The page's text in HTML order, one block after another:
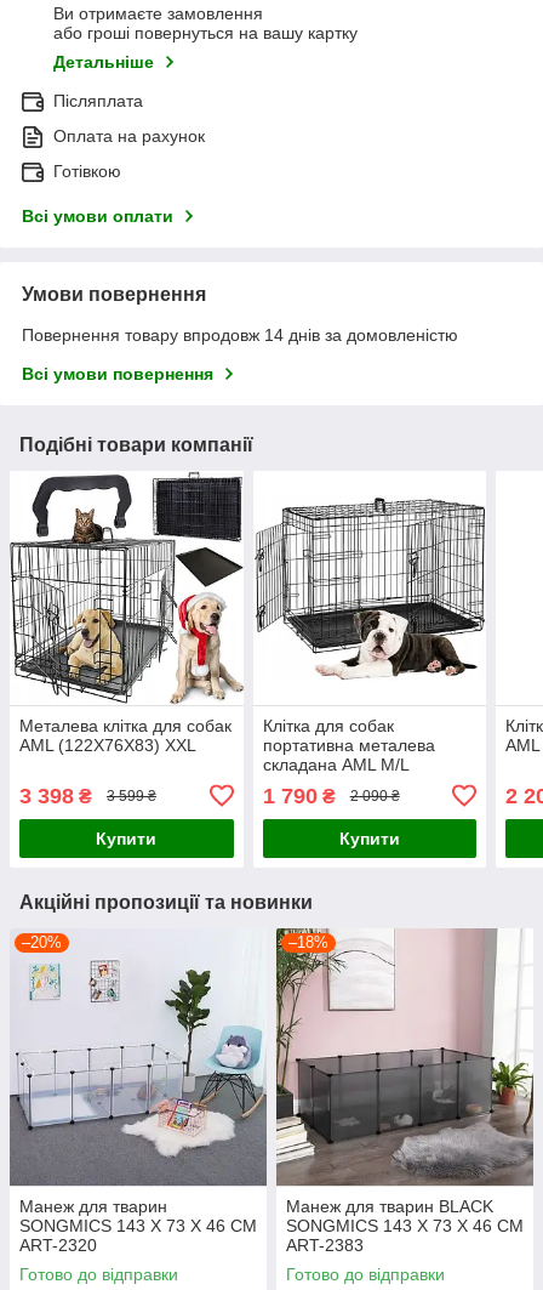
Ви отримаєте замовлення
або гроші повернуться на вашу картку
Детальніше
Післяплата
Оплата на рахунок
Готівкою
Всі умови оплати
Умови повернення
Повернення товару впродовж 14 днів за домовленістю
Всі умови повернення
Подібні товари компанії
Металева клітка для собак
AML (122X76X83) XXL
3 398 ₴ 3 599 ₴
Купити
Клітка для собак
портативна металева
складана AML M/L
1 790₴ 2 090 ₴
Купити
2
Акційні пропозиції та новинки
–20%
Манеж для тварин
SONGMICS 143 Х 73 Х 46 СМ
ART-2320
Готово до відправки
–18%
Манеж для тварин BLACK
SONGMICS 143 X 73 X 46 CM
ART-2383
Готово до відправки